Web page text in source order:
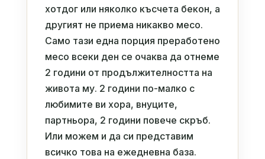
хотдог или няколко късчета бекон, а
другият не приема никакво месо.
Само тази една порция преработено
месо всеки ден се очаква да отнеме
2 години от продължителността на
живота му. 2 години по-малко с
любимите ви хора, внуците,
партньора, 2 години повече скръб.
Или можем и да си представим
всичко това на ежедневна база.